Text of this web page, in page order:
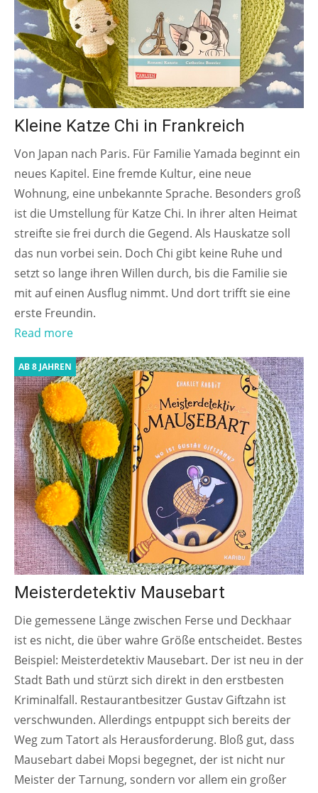
Kleine Katze Chi in Frankreich
Von Japan nach Paris. Für Familie Yamada beginnt ein
neues Kapitel. Eine fremde Kultur, eine neue
Wohnung, eine unbekannte Sprache. Besonders groß
ist die Umstellung für Katze Chi. In ihrer alten Heimat
streifte sie frei durch die Gegend. Als Hauskatze soll
das nun vorbei sein. Doch Chi gibt keine Ruhe und
setzt so lange ihren Willen durch, bis die Familie sie
mit auf einen Ausflug nimmt. Und dort trifft sie eine
erste Freundin.
Read more
AB 8 JAHREN
Meisterdetektiv Mausebart
Die gemessene Länge zwischen Ferse und Deckhaar
ist es nicht, die über wahre Größe entscheidet. Bestes
Beispiel: Meisterdetektiv Mausebart. Der ist neu in der
Stadt Bath und stürzt sich direkt in den erstbesten
Kriminalfall. Restaurantbesitzer Gustav Giftzahn ist
verschwunden. Allerdings entpuppt sich bereits der
Weg zum Tatort als Herausforderung. Bloß gut, dass
Mausebart dabei Mopsi begegnet, der ist nicht nur
Meister der Tarnung, sondern vor allem ein großer